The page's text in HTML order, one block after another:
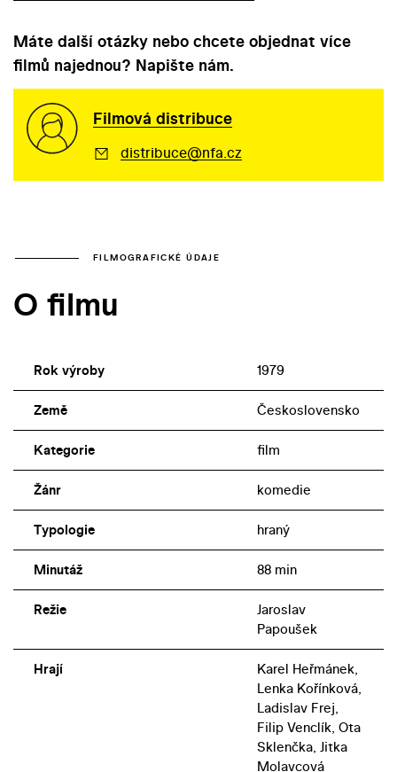
Máte další otázky nebo chcete objednat více
filmů najednou? Napište nám.
Filmová distribuce
distribuce@nfa.cz
FILMOGRAFICKÉ ÚDAJE
O filmu
Rok výroby 1979
Země Československo
Kategorie film
Žánr komedie
Typologie hraný
Minutáž 88 min
Režie
Jaroslav
Papoušek
Hrají
Karel Heřmánek,
Lenka Kořínková,
Ladislav Frej,
Filip Venclík, Ota
Sklenčka, Jitka
Molavcová